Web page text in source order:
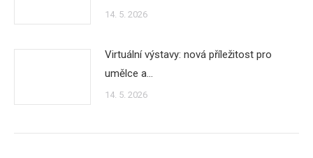
14. 5. 2026
Virtuální výstavy: nová příležitost pro
umělce a…
14. 5. 2026